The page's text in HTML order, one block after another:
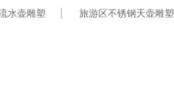
水壶雕塑
旅游区不锈钢天壶雕塑